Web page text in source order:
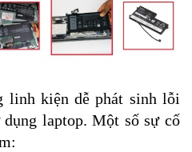
linh kiện dễ phát sinh lỗi
laptop. Một số sự cố